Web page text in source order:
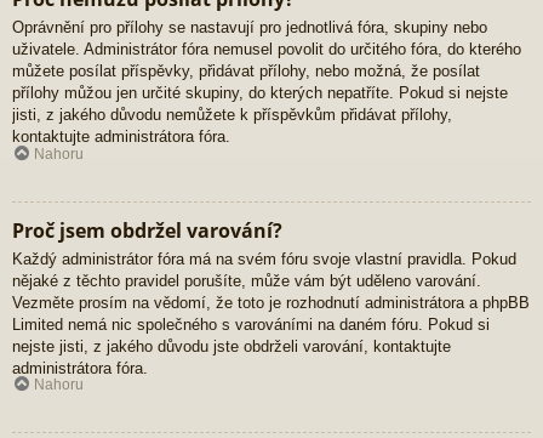
Oprávnění pro přílohy se nastavují pro jednotlivá fóra, skupiny nebo
uživatele. Administrátor fóra nemusel povolit do určitého fóra, do kterého
můžete posílat příspěvky, přidávat přílohy, nebo možná, že posílat
přílohy můžou jen určité skupiny, do kterých nepatříte. Pokud si nejste
jisti, z jakého důvodu nemůžete k příspěvkům přidávat přílohy,
kontaktujte administrátora fóra.
Nahoru
Proč jsem obdržel varování?
Každý administrátor fóra má na svém fóru svoje vlastní pravidla. Pokud
nějaké z těchto pravidel porušíte, může vám být uděleno varování.
Vezměte prosím na vědomí, že toto je rozhodnutí administrátora a phpBB
Limited nemá nic společného s varováními na daném fóru. Pokud si
nejste jisti, z jakého důvodu jste obdrželi varování, kontaktujte
administrátora fóra.
Nahoru